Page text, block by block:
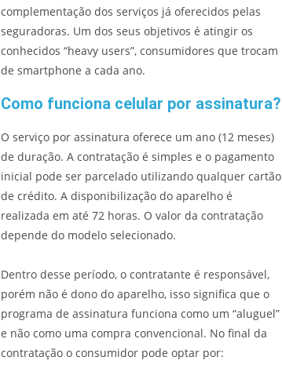
complementação dos serviços já oferecidos pelas
seguradoras. Um dos seus objetivos é atingir os
conhecidos “heavy users”, consumidores que trocam
de smartphone a cada ano.
Como funciona celular por assinatura?
O serviço por assinatura oferece um ano (12 meses)
de duração. A contratação é simples e o pagamento
inicial pode ser parcelado utilizando qualquer cartão
de crédito. A disponibilização do aparelho é
realizada em até 72 horas. O valor da contratação
depende do modelo selecionado.
Dentro desse período, o contratante é responsável,
porém não é dono do aparelho, isso significa que o
programa de assinatura funciona como um “aluguel”
e não como uma compra convencional. No final da
contratação o consumidor pode optar por: